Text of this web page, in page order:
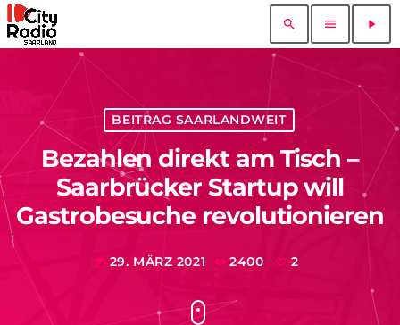
search menu play_arrow
BEITRAG SAARLANDWEIT
Bezahlen direkt am Tisch –
Saarbrücker Startup will
Gastrobesuche revolutionieren
today 29. MÄRZ 2021 2400 2